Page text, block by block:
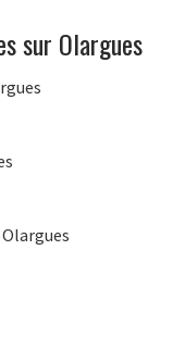
sur Olargues